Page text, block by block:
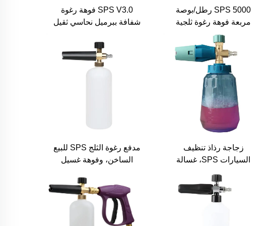
SPS 5000 رطل/بوصة
مربعة فوهة رغوة ثلجية
عالية الضغط، مدفع رغوة،
فوهة رغوة، مدفع
SPS V3.0 فوهة رغوة
شفافة ببرميل نحاسي ثقيل
رغوة سائل الصابون الأفضل
زجاجة رذاذ تنظيف
السيارات SPS، غسالة
سيارات، مدفع رغوة ثلجية
شفافة، رشاش رغوة ضغط
عالٍ PA
مدفع رغوة الثلج SPS للبيع
الساخن، وفوهة غسيل